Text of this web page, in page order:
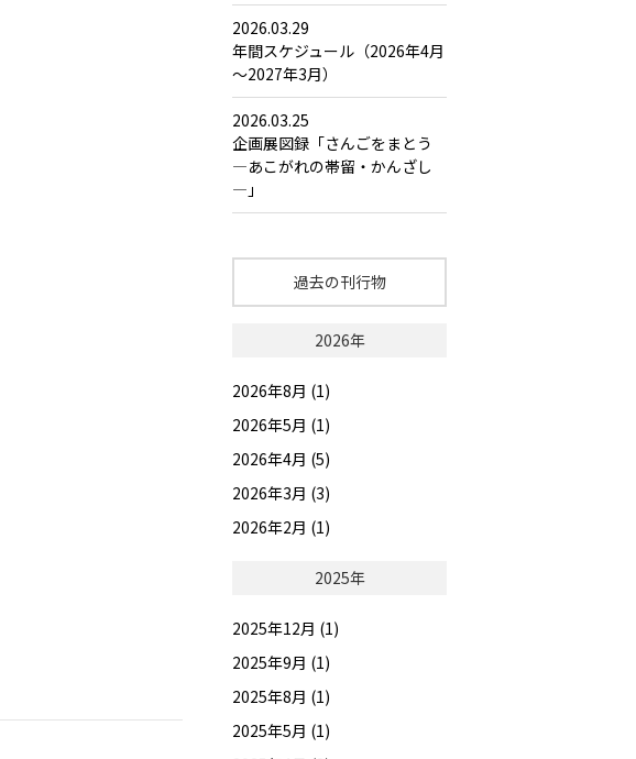
2026.03.29
年間スケジュール（2026年4月
～2027年3月）
2026.03.25
企画展図録「さんごをまとう
―あこがれの帯留・かんざし
―」
過去の刊行物
2026年
2026年8月 (1)
2026年5月 (1)
2026年4月 (5)
2026年3月 (3)
2026年2月 (1)
2025年
2025年12月 (1)
2025年9月 (1)
2025年8月 (1)
2025年5月 (1)